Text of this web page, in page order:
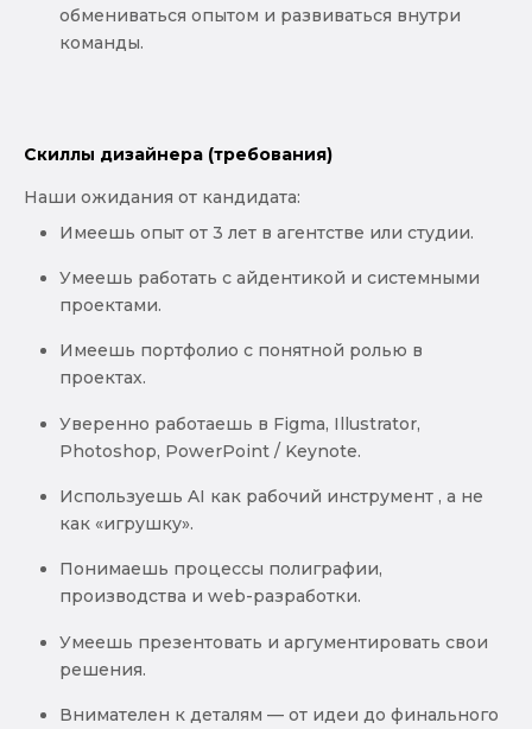
обмениваться опытом и развиваться внутри
команды.
Скиллы дизайнера (требования)
Наши ожидания от кандидата:
Имеешь опыт от 3 лет в агентстве или студии.
Умеешь работать с айдентикой и системными
проектами.
Имеешь портфолио с понятной ролью в
проектах.
Уверенно работаешь в Figma, Illustrator,
Photoshop, PowerPoint / Keynote.
Используешь AI как рабочий инструмент , а не
как «игрушку».
Понимаешь процессы полиграфии,
производства и web-разработки.
Умеешь презентовать и аргументировать свои
решения.
Внимателен к деталям — от идеи до финального